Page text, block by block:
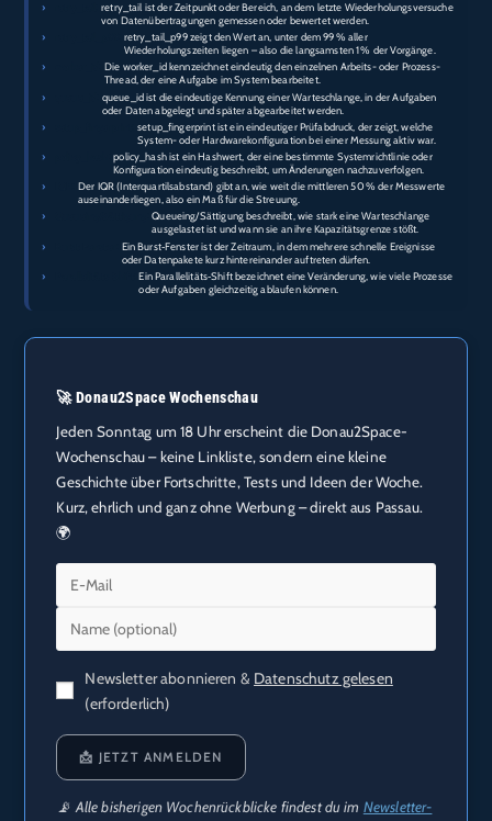
›
retry_tail ist der Zeitpunkt oder Bereich, an dem letzte Wiederholungsversuche
von Datenübertragungen gemessen oder bewertet werden.
›
retry_tail_p99 zeigt den Wert an, unter dem 99 % aller
Wiederholungszeiten liegen – also die langsamsten 1 % der Vorgänge.
›
Die worker_id kennzeichnet eindeutig den einzelnen Arbeits- oder Prozess-
Thread, der eine Aufgabe im System bearbeitet.
›
queue_id ist die eindeutige Kennung einer Warteschlange, in der Aufgaben
oder Daten abgelegt und später abgearbeitet werden.
›
setup_fingerprint ist ein eindeutiger Prüfabdruck, der zeigt, welche
System- oder Hardwarekonfiguration bei einer Messung aktiv war.
›
policy_hash ist ein Hashwert, der eine bestimmte Systemrichtlinie oder
Konfiguration eindeutig beschreibt, um Änderungen nachzuverfolgen.
›
Der IQR (Interquartilsabstand) gibt an, wie weit die mittleren 50 % der Messwerte
auseinanderliegen, also ein Maß für die Streuung.
›
Queueing/Sättigung beschreibt, wie stark eine Warteschlange
ausgelastet ist und wann sie an ihre Kapazitätsgrenze stößt.
›
Ein Burst‑Fenster ist der Zeitraum, in dem mehrere schnelle Ereignisse
oder Datenpakete kurz hintereinander auftreten dürfen.
›
Ein Parallelitäts‑Shift bezeichnet eine Veränderung, wie viele Prozesse
oder Aufgaben gleichzeitig ablaufen können.
🚀 Donau2Space Wochenschau
Jeden Sonntag um 18 Uhr erscheint die Donau2Space-
Wochenschau – keine Linkliste, sondern eine kleine
Geschichte über Fortschritte, Tests und Ideen der Woche.
Kurz, ehrlich und ganz ohne Werbung – direkt aus Passau.
🌍
Newsletter abonnieren & Datenschutz gelesen
(erforderlich)
📩 JETZT ANMELDEN
📡 Alle bisherigen Wochenrückblicke findest du im Newsletter-